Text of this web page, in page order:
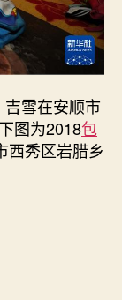
家
新
活
_
中
雪在安顺市
图为2018包
西秀区岩腊乡